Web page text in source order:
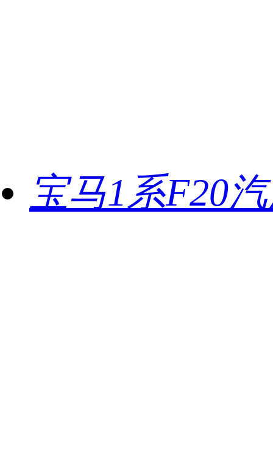
宝马1系F20